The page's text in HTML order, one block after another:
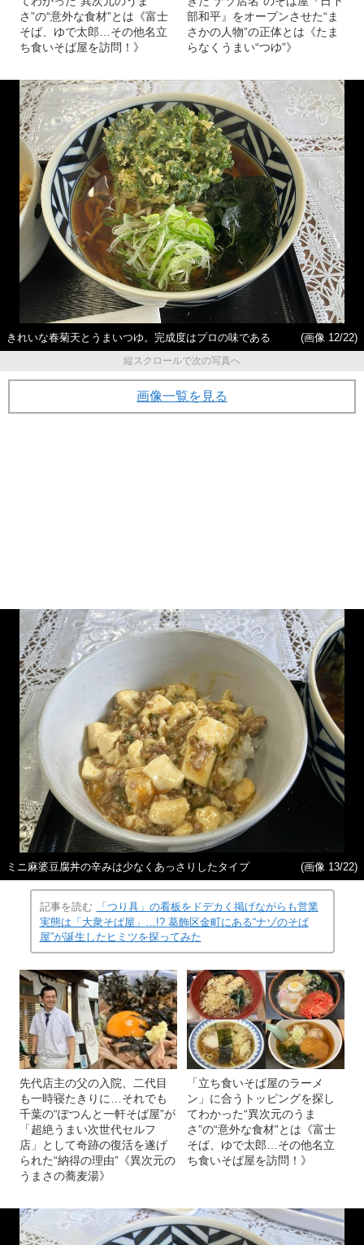
さ”の“意外な食材”とは《富士
そば、ゆで太郎…その他名立
ち食いそば屋を訪問！》
部和平』をオープンさせた“ま
さかの人物”の正体とは《たま
らなくうまい“つゆ”》
きれいな春菊天とうまいつゆ。完成度はプロの味である
(画像 12/22)
縦スクロールで次の写真へ
画像一覧を見る
ミニ麻婆豆腐丼の辛みは少なくあっさりしたタイプ (画像 13/22)
記事を読む
「つり具」の看板をドデカく掲げながらも営業
実態は「大衆そば屋」…!? 葛飾区金町にある“ナゾのそば
屋”が誕生したヒミツを探ってみた
先代店主の父の入院、二代目
も一時寝たきりに…それでも
千葉の“ぽつんと一軒そば屋”が
「超絶うまい次世代セルフ
店」として奇跡の復活を遂げ
られた“納得の理由”《異次元の
うまさの蕎麦湯》
「立ち食いそば屋のラーメ
ン」に合うトッピングを探し
てわかった“異次元のうま
さ”の“意外な食材”とは《富士
そば、ゆで太郎…その他名立
ち食いそば屋を訪問！》